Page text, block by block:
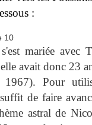
:
mariée avec
avait donc 23
Pour
de faire
astral de